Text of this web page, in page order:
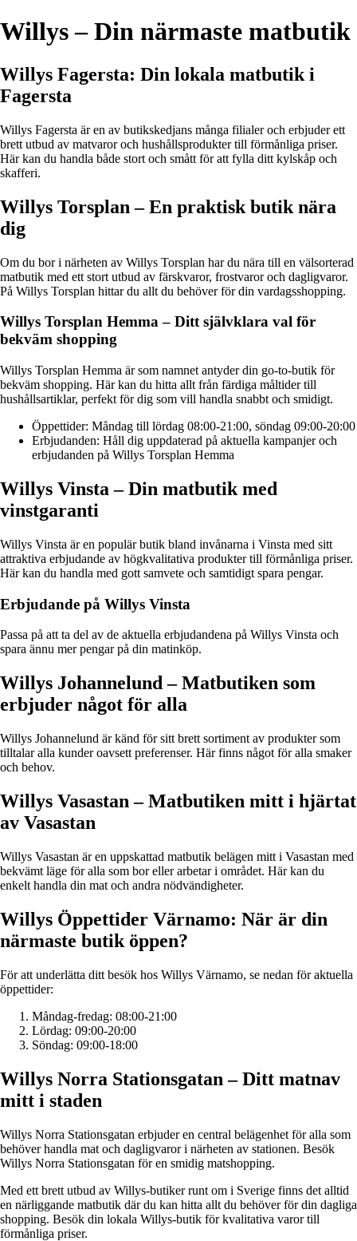
Willys – Din närmaste matbutik
Willys Fagersta: Din lokala matbutik i
Fagersta
Willys Fagersta är en av butikskedjans många filialer och erbjuder ett
brett utbud av matvaror och hushållsprodukter till förmånliga priser.
Här kan du handla både stort och smått för att fylla ditt kylskåp och
skafferi.
Willys Torsplan – En praktisk butik nära
dig
Om du bor i närheten av Willys Torsplan har du nära till en välsorterad
matbutik med ett stort utbud av färskvaror, frostvaror och dagligvaror.
På Willys Torsplan hittar du allt du behöver för din vardagsshopping.
Willys Torsplan Hemma – Ditt självklara val för
bekväm shopping
Willys Torsplan Hemma är som namnet antyder din go-to-butik för
bekväm shopping. Här kan du hitta allt från färdiga måltider till
hushållsartiklar, perfekt för dig som vill handla snabbt och smidigt.
Öppettider: Måndag till lördag 08:00-21:00, söndag 09:00-20:00
Erbjudanden: Håll dig uppdaterad på aktuella kampanjer och
erbjudanden på Willys Torsplan Hemma
Willys Vinsta – Din matbutik med
vinstgaranti
Willys Vinsta är en populär butik bland invånarna i Vinsta med sitt
attraktiva erbjudande av högkvalitativa produkter till förmånliga priser.
Här kan du handla med gott samvete och samtidigt spara pengar.
Erbjudande på Willys Vinsta
Passa på att ta del av de aktuella erbjudandena på Willys Vinsta och
spara ännu mer pengar på din matinköp.
Willys Johannelund – Matbutiken som
erbjuder något för alla
Willys Johannelund är känd för sitt brett sortiment av produkter som
tilltalar alla kunder oavsett preferenser. Här finns något för alla smaker
och behov.
Willys Vasastan – Matbutiken mitt i hjärtat
av Vasastan
Willys Vasastan är en uppskattad matbutik belägen mitt i Vasastan med
bekvämt läge för alla som bor eller arbetar i området. Här kan du
enkelt handla din mat och andra nödvändigheter.
Willys Öppettider Värnamo: När är din
närmaste butik öppen?
För att underlätta ditt besök hos Willys Värnamo, se nedan för aktuella
öppettider:
Måndag-fredag: 08:00-21:00
Lördag: 09:00-20:00
Söndag: 09:00-18:00
Willys Norra Stationsgatan – Ditt matnav
mitt i staden
Willys Norra Stationsgatan erbjuder en central belägenhet för alla som
behöver handla mat och dagligvaror i närheten av stationen. Besök
Willys Norra Stationsgatan för en smidig matshopping.
Med ett brett utbud av Willys-butiker runt om i Sverige finns det alltid
en närliggande matbutik där du kan hitta allt du behöver för din dagliga
shopping. Besök din lokala Willys-butik för kvalitativa varor till
förmånliga priser.